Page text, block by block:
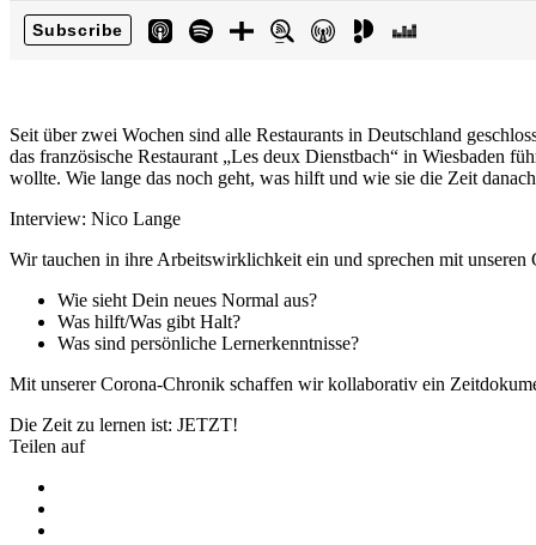
Seit über zwei Wochen sind alle Restaurants in Deutschland
das französische Restaurant „Les deux Dienstbach“ in Wiesbaden
wollte. Wie lange das noch geht, was hilft und wie sie die Zeit
Interview: Nico Lange
Wir tauchen in ihre Arbeitswirklichkeit ein und sprechen mit unseren
Wie sieht Dein neues Normal aus?
Was hilft/Was gibt Halt?
Was sind persönliche Lernerkenntnisse?
Mit unserer Corona-Chronik schaffen wir kollaborativ ein
Die Zeit zu lernen ist: JETZT!
Teilen auf